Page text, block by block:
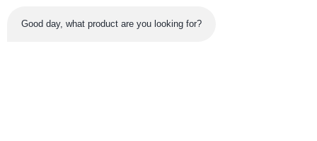
Nộp Ngay
Good day, what product are you looking for?